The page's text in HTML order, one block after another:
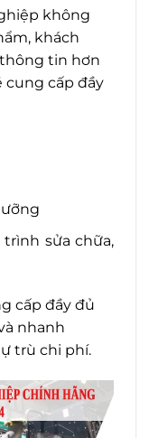
không
khách
tin hơn
cung cấp đầy
sửa chữa,
cấp đầy đủ
nhanh
trù chi phí.